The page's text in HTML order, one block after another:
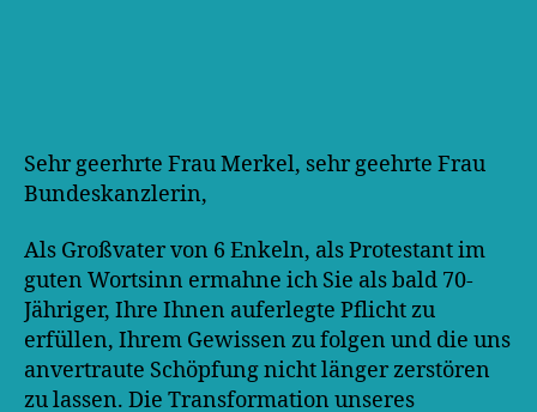
Sehr geerhrte Frau Merkel, sehr geehrte Frau
Bundeskanzlerin,
Als Großvater von 6 Enkeln, als Protestant im
guten Wortsinn ermahne ich Sie als bald 70-
Jähriger, Ihre Ihnen auferlegte Pflicht zu
erfüllen, Ihrem Gewissen zu folgen und die uns
anvertraute Schöpfung nicht länger zerstören
zu lassen. Die Transformation unseres